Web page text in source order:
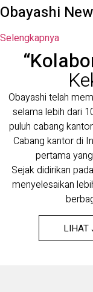
Obayashi
Selengkapnya
Obayashi telah
selama lebih dari
puluh cabang
Cabang kantor di
pertama
Sejak didirikan
menyelesaikan
LIHAT